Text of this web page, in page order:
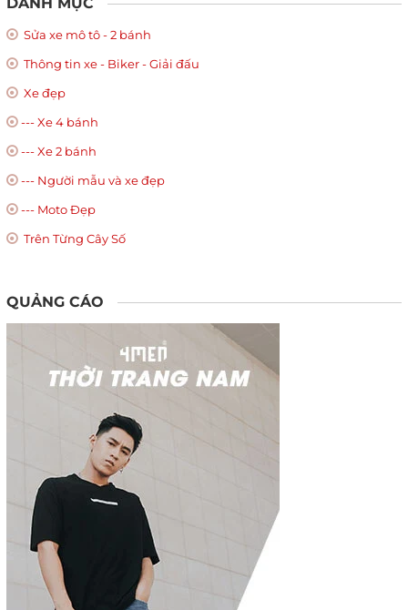
Sửa xe mô tô - 2 bánh
Thông tin xe - Biker - Giải đấu
Xe đẹp
--- Xe 4 bánh
--- Xe 2 bánh
--- Người mẫu và xe đẹp
--- Moto Đẹp
Trên Từng Cây Số
QUẢNG CÁO